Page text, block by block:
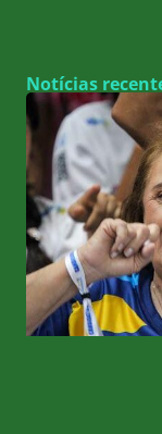
Notícias